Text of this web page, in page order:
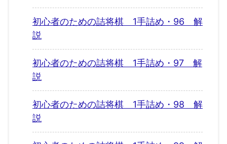
初心者のための詰将棋 1手詰め・96 解
説
初心者のための詰将棋 1手詰め・97 解
説
初心者のための詰将棋 1手詰め・98 解
説